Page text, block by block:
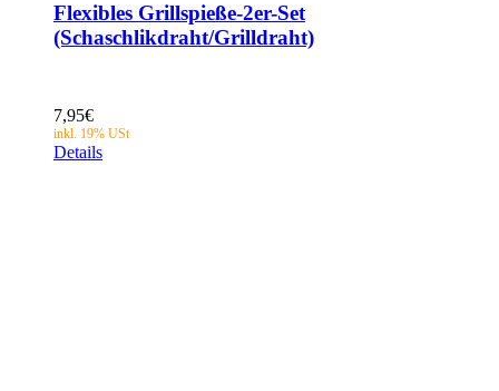
Flexibles Grillspieße-2er-Set
(Schaschlikdraht/Grilldraht)
7,95€
Details